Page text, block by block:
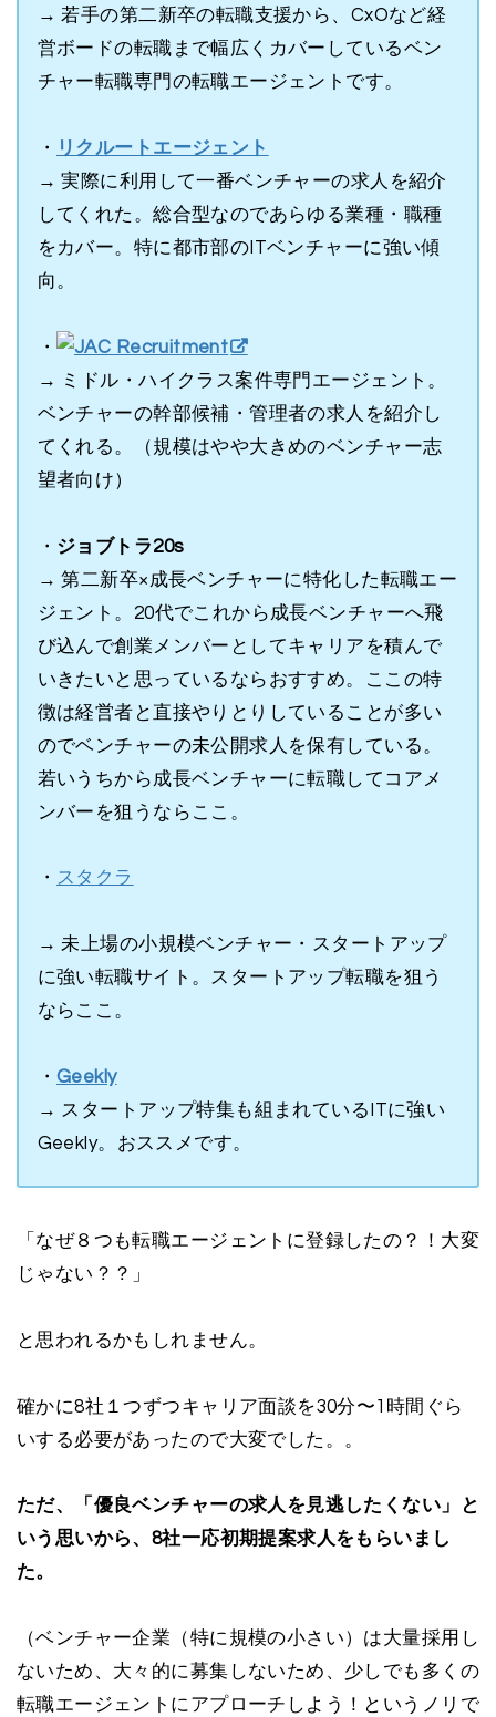
→ 若手の第二新卒の転職支援から、CxOなど経
営ボードの転職まで幅広くカバーしているベン
チャー転職専門の転職エージェントです。
・
リクルートエージェント
→ 実際に利用して一番ベンチャーの求人を紹介
してくれた。総合型なのであらゆる業種・職種
をカバー。特に都市部のITベンチャーに強い傾
向。
・
JAC Recruitment
→ ミドル・ハイクラス案件専門エージェント。
ベンチャーの幹部候補・管理者の求人を紹介し
てくれる。（規模はやや大きめのベンチャー志
望者向け）
・ ジョブトラ20s
→ 第二新卒×成長ベンチャーに特化した転職エー
ジェント。20代でこれから成長ベンチャーへ飛
び込んで創業メンバーとしてキャリアを積んで
いきたいと思っているならおすすめ。ここの特
徴は経営者と直接やりとりしていることが多い
のでベンチャーの未公開求人を保有している。
若いうちから成長ベンチャーに転職してコアメ
ンバーを狙うならここ。
・ スタクラ
→ 未上場の小規模ベンチャー・スタートアップ
に強い転職サイト。スタートアップ転職を狙う
ならここ。
・ Geekly
→ スタートアップ特集も組まれているITに強い
Geekly。おススメです。
「なぜ８つも転職エージェントに登録したの？！大変
じゃない？？」
と思われるかもしれません。
確かに8社１つずつキャリア面談を30分〜1時間ぐら
いする必要があったので大変でした。。
ただ、「優良ベンチャーの求人を見逃したくない」と
いう思いから、8社一応初期提案求人をもらいまし
た。
（ベンチャー企業（特に規模の小さい）は大量採用し
ないため、大々的に募集しないため、少しでも多くの
転職エージェントにアプローチしよう！というノリで